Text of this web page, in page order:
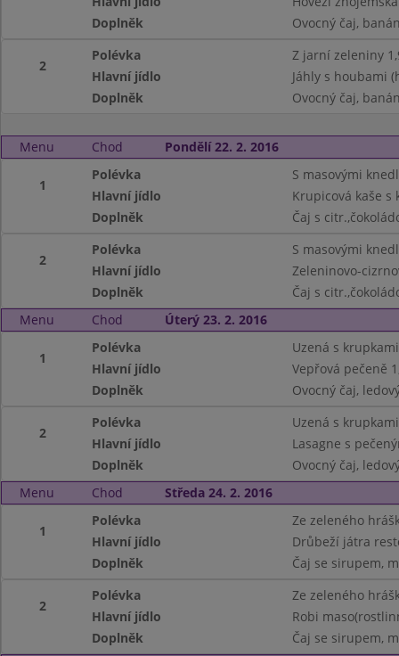
Doplněk
Ovocný čaj,
2
Polévka
Z jarní zeleniny
Hlavní jídlo
Jáhly s houbami
Doplněk
Ovocný čaj,
Menu Chod Pondělí 22. 2. 2016
1
Polévka
S masovými
Hlavní jídlo
Krupicová kaše s
Doplněk
Čaj s
2
Polévka
S masovými
Hlavní jídlo
Zeleninovo-
Doplněk
Čaj s
Menu
Chod Úterý 23. 2. 2016
1
Polévka
Uzená s
Hlavní jídlo
Vepřová pečeně
Doplněk
Ovocný čaj,
2
Polévka
Uzená s
Hlavní jídlo
Lasagne s
Doplněk
Ovocný čaj,
Menu
Chod Středa 24. 2. 2016
1
Polévka
Ze zeleného
Hlavní jídlo
Drůbeží játra
Doplněk
Čaj se sirupem,
2
Polévka
Ze zeleného
Hlavní jídlo
Robi
Doplněk
Čaj se sirupem,